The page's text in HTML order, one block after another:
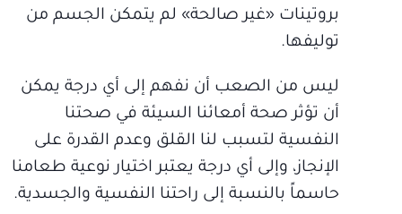
بروتينات «غير صالحة» لم يتمكن الجسم من
توليفها.
ليس من الصعب أن نفهم إلى أي درجة يمكن
أن تؤثر صحة أمعائنا السيئة في صحتنا
النفسية لتسبب لنا القلق وعدم القدرة على
الإنجاز، وإلى أي درجة يعتبر اختيار نوعية طعامنا
حاسماً بالنسبة إلى راحتنا النفسية والجسدية.